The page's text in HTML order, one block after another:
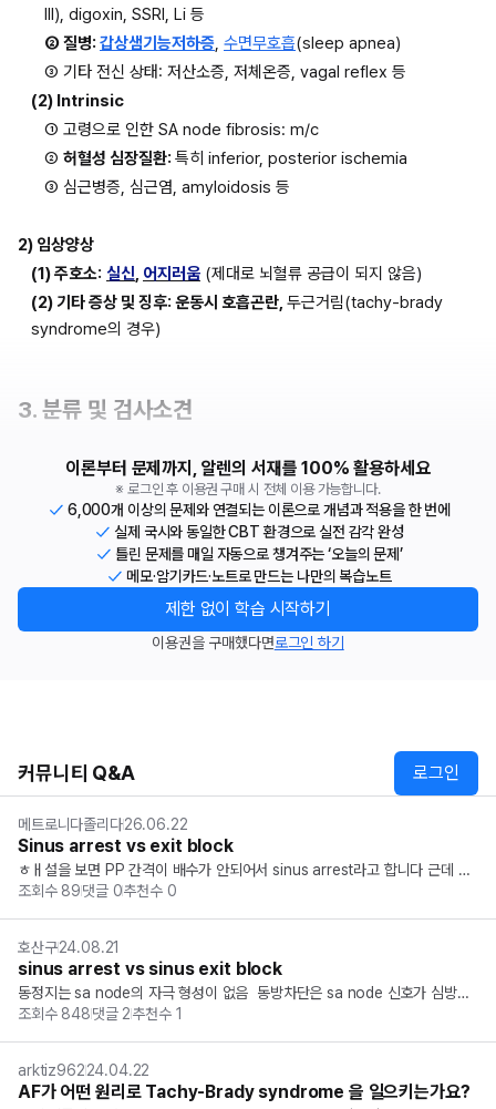
III), digoxin, SSRI, Li 등
② 질병: 갑상샘기능저하증 수면무호흡(sleep apnea)
③ 기타 전신 상태: 저산소증, 저체온증, vagal reflex 등
(2) Intrinsic
① 고령으로 인한 SA node fibrosis: m/c
② 허혈성 심장질환: 특히 inferior, posterior ischemia
③ 심근병증, 심근염, amyloidosis 등
2) 임상양상
(1) 주호소: 실신 어지러움 (제대로 뇌혈류 공급이 되지 않음)
(2) 기타 증상 및 징후: 운동시 호흡곤란, 두근거림(tachy-brady
syndrome의 경우)
3. 분류 및 검사소견
이론부터 문제까지, 알렌의 서재를 100% 활용하세요
※ 로그인 후 이용권 구매 시 전체 이용 가능합니다.
6,000개 이상의 문제와 연결되는 이론으로 개념과 적용을 한 번에
실제 국시와 동일한 CBT 환경으로 실전 감각 완성
틀린 문제를 매일 자동으로 챙겨주는 ‘오늘의 문제’
메모·암기카드·노트로 만드는 나만의 복습노트
제한 없이 학습 시작하기
이용권을 구매했다면로그인 하기
커뮤니티 Q&A 로그인
메트로니다졸리다26.06.22
Sinus arrest vs exit block
ㅎㅐ설을 보면 PP 간격이 배수가 안되어서 sinus arrest라고 합니다 근데 칸
을 세어보면 약 4칸씩 배수가 되는 거 같아서 sinus exit block이라 생각하는
조회수 89댓글 0추천수 0
호산구24.08.21
sinus arrest vs sinus exit block
동정지는 sa node의 자극 형성이 없음  동방차단은 sa node 신호가 심방조
직으로 전도 x  => 둘다 p,qrs가 없는데 그럼 둘다 똑같은 개념아닌가요?  동
조회수 848댓글 2추천수 1
arktiz96224.04.22
AF가 어떤 원리로 Tachy-Brady syndrome 을 일으키는가요?